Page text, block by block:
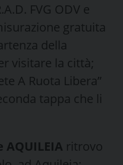
FVG ODV e
gratuita
della
visitare la città;
A Ruota Libera”
tappa che li
ritrovo